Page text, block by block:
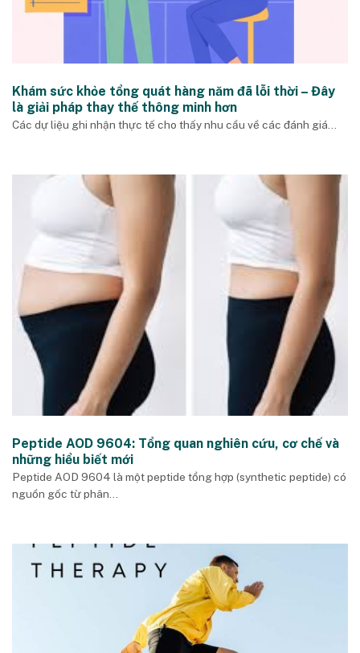
Khám sức khỏe tổng quát hàng năm đã lỗi thời – Đây
là giải pháp thay thế thông minh hơn
Các dự liệu ghi nhận thực tế cho thấy nhu cầu về các đánh giá...
Peptide AOD 9604: Tổng quan nghiên cứu, cơ chế và
những hiểu biết mới
Peptide AOD 9604 là một peptide tổng hợp (synthetic peptide) có
nguồn gốc từ phân...